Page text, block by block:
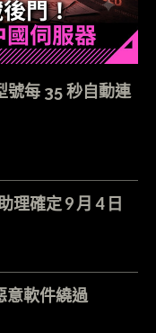
號每 35 秒自動連
理確定 9 月 4 日
軟件繞過